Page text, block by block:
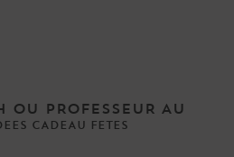
OU PROFESSEUR AU
CADEAU FETES